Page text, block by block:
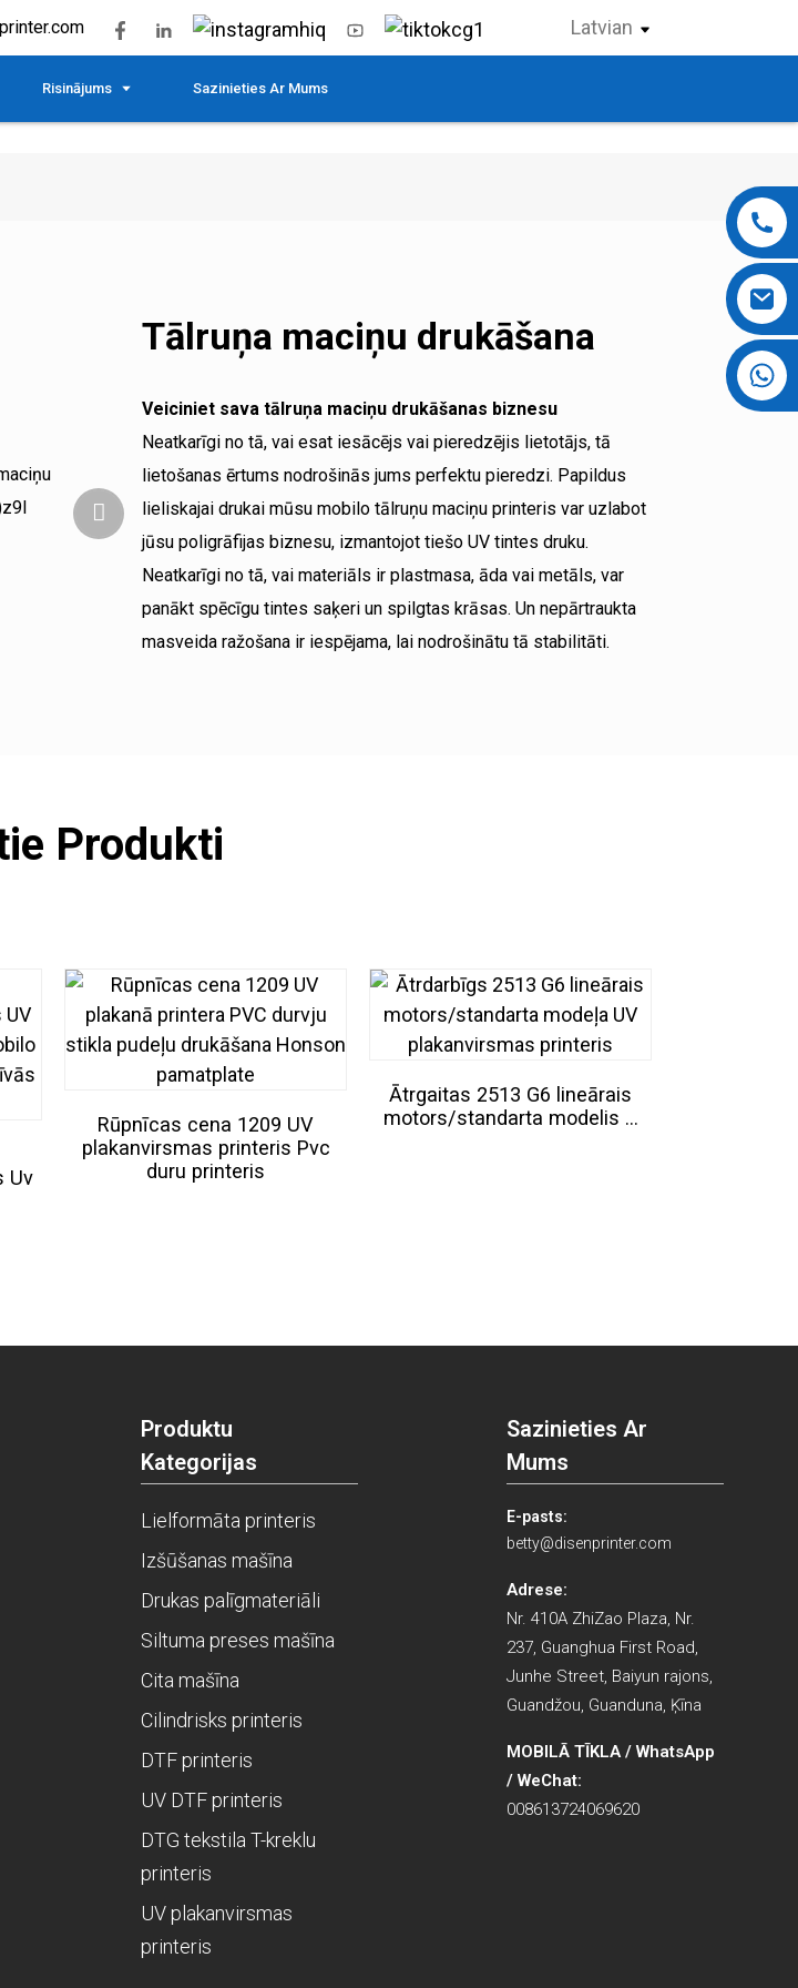
Latvian
Risinājums Sazinieties Ar Mums
Tālruņa maciņu drukāšana
Veiciniet sava tālruņa maciņu drukāšanas biznesu
Neatkarīgi no tā, vai esat iesācējs vai pieredzējis lietotājs, tā
lietošanas ērtums nodrošinās jums perfektu pieredzi. Papildus
lieliskajai drukai mūsu mobilo tālruņu maciņu printeris var uzlabot
jūsu poligrāfijas biznesu, izmantojot tiešo UV tintes druku.
Neatkarīgi no tā, vai materiāls ir plastmasa, āda vai metāls, var
panākt spēcīgu tintes saķeri un spilgtas krāsas. Un nepārtraukta
masveida ražošana ir iespējama, lai nodrošinātu tā stabilitāti.
Produkti
Uv
Rūpnīcas cena 1209 UV
plakanvirsmas printeris Pvc
duru printeris
Ātrgaitas 2513 G6 lineārais
motors/standarta modelis ...
Produktu
Kategorijas
Lielformāta printeris
Izšūšanas mašīna
Drukas palīgmateriāli
Siltuma preses mašīna
Cita mašīna
Cilindrisks printeris
DTF printeris
UV DTF printeris
DTG tekstila T-kreklu
printeris
UV plakanvirsmas
printeris
Sazinieties Ar
Mums
E-pasts:
betty@disenprinter.com
Adrese:
Nr. 410A ZhiZao Plaza, Nr.
237, Guanghua First Road,
Junhe Street, Baiyun rajons,
Guandžou, Guanduna, Ķīna
MOBILĀ TĪKLA / WhatsApp
/ WeChat:
008613724069620